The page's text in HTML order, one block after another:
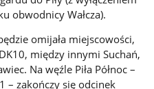
obwodnicy Wałcza).
omijała miejscowości,
między innymi Suchań,
Na węźle Piła Północ –
– zakończy się odcinek